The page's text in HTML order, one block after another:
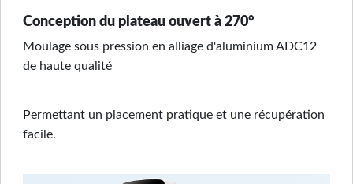
Conception du plateau ouvert à 270°
Moulage sous pression en alliage d'aluminium ADC12
de haute qualité
Permettant un placement pratique et une récupération
facile.